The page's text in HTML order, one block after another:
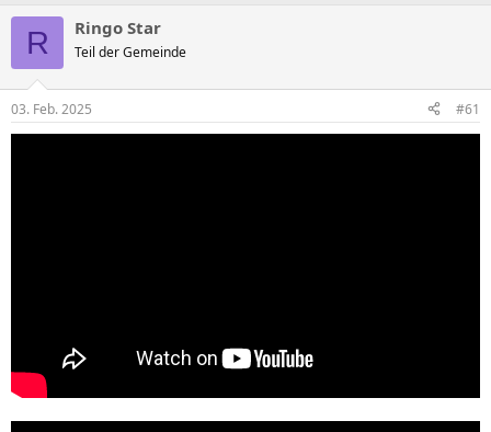
R Ringo Star
Teil der Gemeinde
03. Feb. 2025 #61